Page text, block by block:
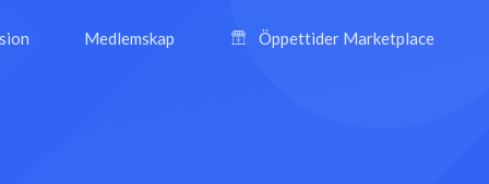
Medlemskap Öppettider Marketplace